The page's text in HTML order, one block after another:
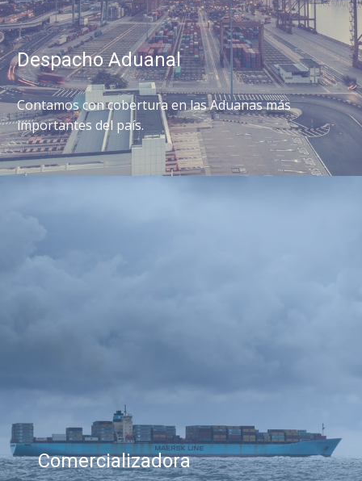
Despacho Aduanal
Contamos con cobertura en las Aduanas más
importantes del país.
Comercializadora